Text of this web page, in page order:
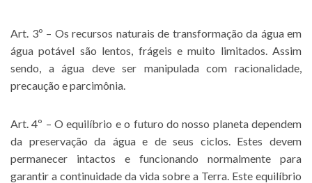
Art. 3º – Os recursos naturais de transformação da água em
água potável são lentos, frágeis e muito limitados. Assim
sendo, a água deve ser manipulada com racionalidade,
precaução e parcimônia.
Art. 4º – O equilíbrio e o futuro do nosso planeta dependem
da preservação da água e de seus ciclos. Estes devem
permanecer intactos e funcionando normalmente para
garantir a continuidade da vida sobre a Terra. Este equilíbrio